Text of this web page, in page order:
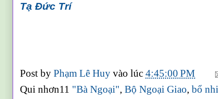
Tạ Đức Trí
Post byPhạm Lê Huyvào lúc4:45:00 PM
Qui nhơn11 "Bà Ngoại",Bộ Ngoại Giao,bổ